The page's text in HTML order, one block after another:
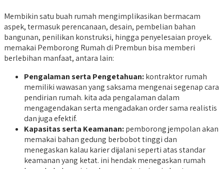
Membikin satu buah rumah mengimplikasikan bermacam
aspek, termasuk perencanaan, desain, pembelian bahan
bangunan, penilikan konstruksi, hingga penyelesaian proyek.
memakai Pemborong Rumah di Prembun bisa memberi
berlebihan manfaat, antara lain:
Pengalaman serta Pengetahuan:kontraktor rumah
memiliki wawasan yang saksama mengenai segenap cara
pendirian rumah. kita ada pengalaman dalam
mengagendakan serta mengadakan order sama realistis
dan juga efektif.
Kapasitas serta Keamanan:pemborong jempolan akan
memakai bahan gedung berbobot tinggi dan
menegaskan kalau karier dijalani seperti atas standar
keamanan yang ketat. ini hendak menegaskan rumah